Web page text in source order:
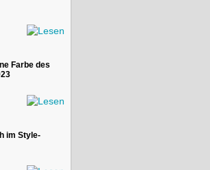
Farbe des
im Style-